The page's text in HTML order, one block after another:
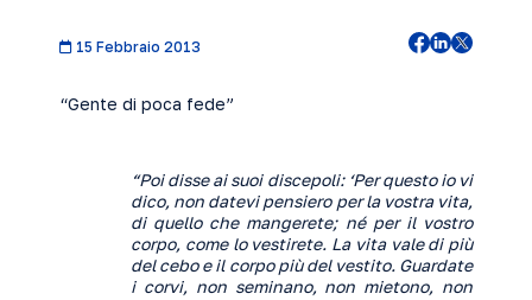
15 Febbraio 2013
“Gente di poca fede”
“Poi disse ai suoi discepoli: ‘Per questo io vi
dico, non datevi pensiero per la vostra vita,
di quello che mangerete; né per il vostro
corpo, come lo vestirete. La vita vale di più
del cebo e il corpo più del vestito. Guardate
i corvi, non seminano, non mietono, non